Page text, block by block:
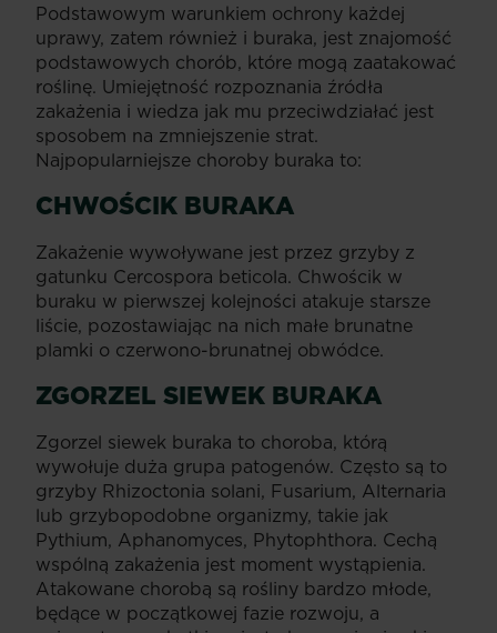
Podstawowym warunkiem ochrony każdej
uprawy, zatem również i buraka, jest znajomość
podstawowych chorób, które mogą zaatakować
roślinę. Umiejętność rozpoznania źródła
zakażenia i wiedza jak mu przeciwdziałać jest
sposobem na zmniejszenie strat.
Najpopularniejsze choroby buraka to:
CHWOŚCIK BURAKA
Zakażenie wywoływane jest przez grzyby z
gatunku Cercospora beticola. Chwościk w
buraku w pierwszej kolejności atakuje starsze
liście, pozostawiając na nich małe brunatne
plamki o czerwono-brunatnej obwódce.
ZGORZEL SIEWEK BURAKA
Zgorzel siewek buraka to choroba, którą
wywołuje duża grupa patogenów. Często są to
grzyby Rhizoctonia solani, Fusarium, Alternaria
lub grzybopodobne organizmy, takie jak
Pythium, Aphanomyces, Phytophthora. Cechą
wspólną zakażenia jest moment wystąpienia.
Atakowane chorobą są rośliny bardzo młode,
będące w początkowej fazie rozwoju, a